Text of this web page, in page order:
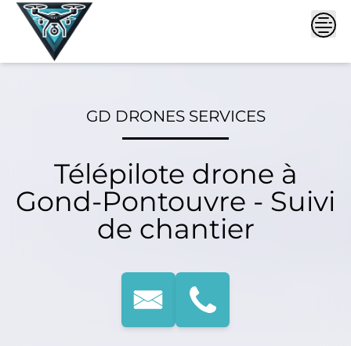
Skip
GD DRONES SERVICES
Télépilote drone à
Gond-Pontouvre - Suivi
de chantier